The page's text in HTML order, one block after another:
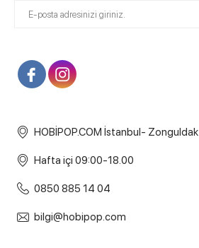
HOBİPOP.COM İstanbul- Zonguldak
Hafta içi 09:00-18.00
0850 885 14 04
bilgi@hobipop.com